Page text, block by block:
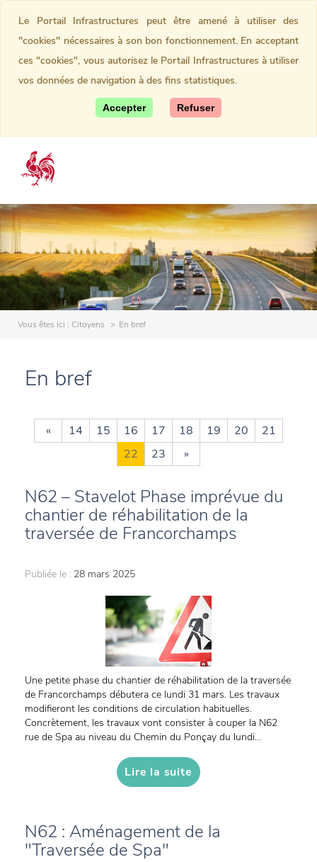
Vous êtes ici : Citoyens En bref
En bref
« 14 15 16 17 18 19 20
21
22
23 »
N62 – Stavelot Phase imprévue du
chantier de réhabilitation de la
traversée de Francorchamps
Publiée le : 28 mars 2025
Une petite phase du chantier de réhabilitation de la traversée
de Francorchamps débutera ce lundi 31 mars. Les travaux
modifieront les conditions de circulation habituelles.
Concrètement, les travaux vont consister à couper la N62
rue de Spa au niveau du Chemin du Ponçay du lundi...
Lire la suite
N62 : Aménagement de la
"Traversée de Spa"
Le Portail Infrastructures peut être amené à utiliser des
"cookies" nécessaires à son bon fonctionnement. En acceptant
ces "cookies", vous autorisez le Portail Infrastructures à utiliser
vos données de navigation à des fins statistiques.
Accepter Refuser